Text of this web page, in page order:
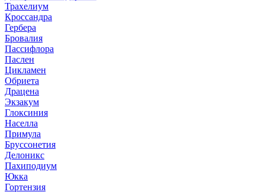
Трахелиум
Кроссандра
Гербера
Бровалия
Пассифлора
Паслен
Цикламен
Обриета
Драцена
Экзакум
Глоксиния
Населла
Примула
Бруссонетия
Делоникс
Пахиподиум
Юкка
Гортензия